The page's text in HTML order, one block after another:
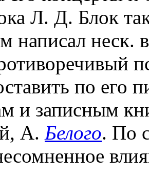
Л. Д. Блок
написал неск.
по его
и записным
А. Белого. По